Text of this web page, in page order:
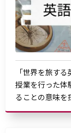
「世界を旅す
授業を行った体
ることの意味を